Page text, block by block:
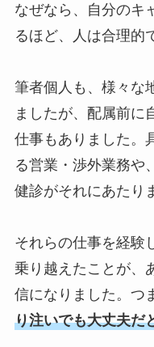
なぜなら、自分のキ
るほど、人は合理的
筆者個人も、様々な
ましたが、配属前に
仕事もありました。
る営業・渉外業務や
健診がそれにあたり
それらの仕事を経験
乗り越えたことが、
信になりました。つ
り注いでも大丈夫だ